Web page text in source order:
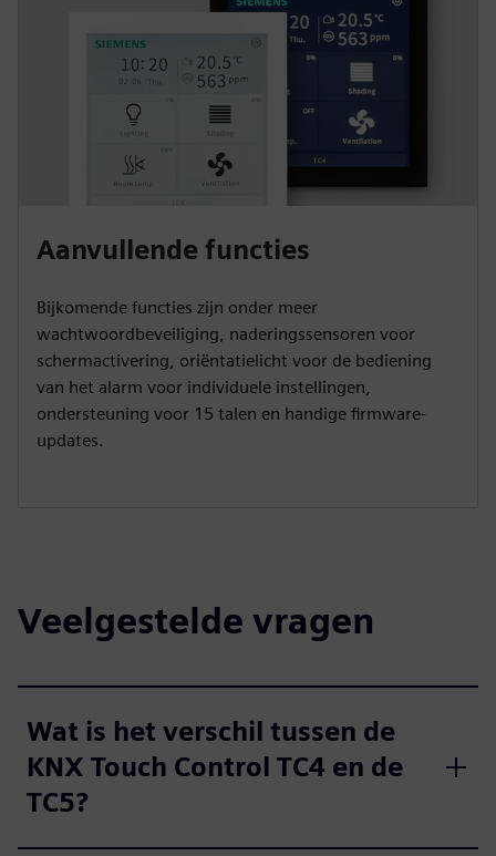
Aanvullende functies
Bijkomende functies zijn onder meer
wachtwoordbeveiliging, naderingssensoren voor
schermactivering, oriëntatielicht voor de bediening
van het alarm voor individuele instellingen,
ondersteuning voor 15 talen en handige firmware-
updates.
Veelgestelde vragen
Wat is het verschil tussen de
KNX Touch Control TC4 en de
TC5?